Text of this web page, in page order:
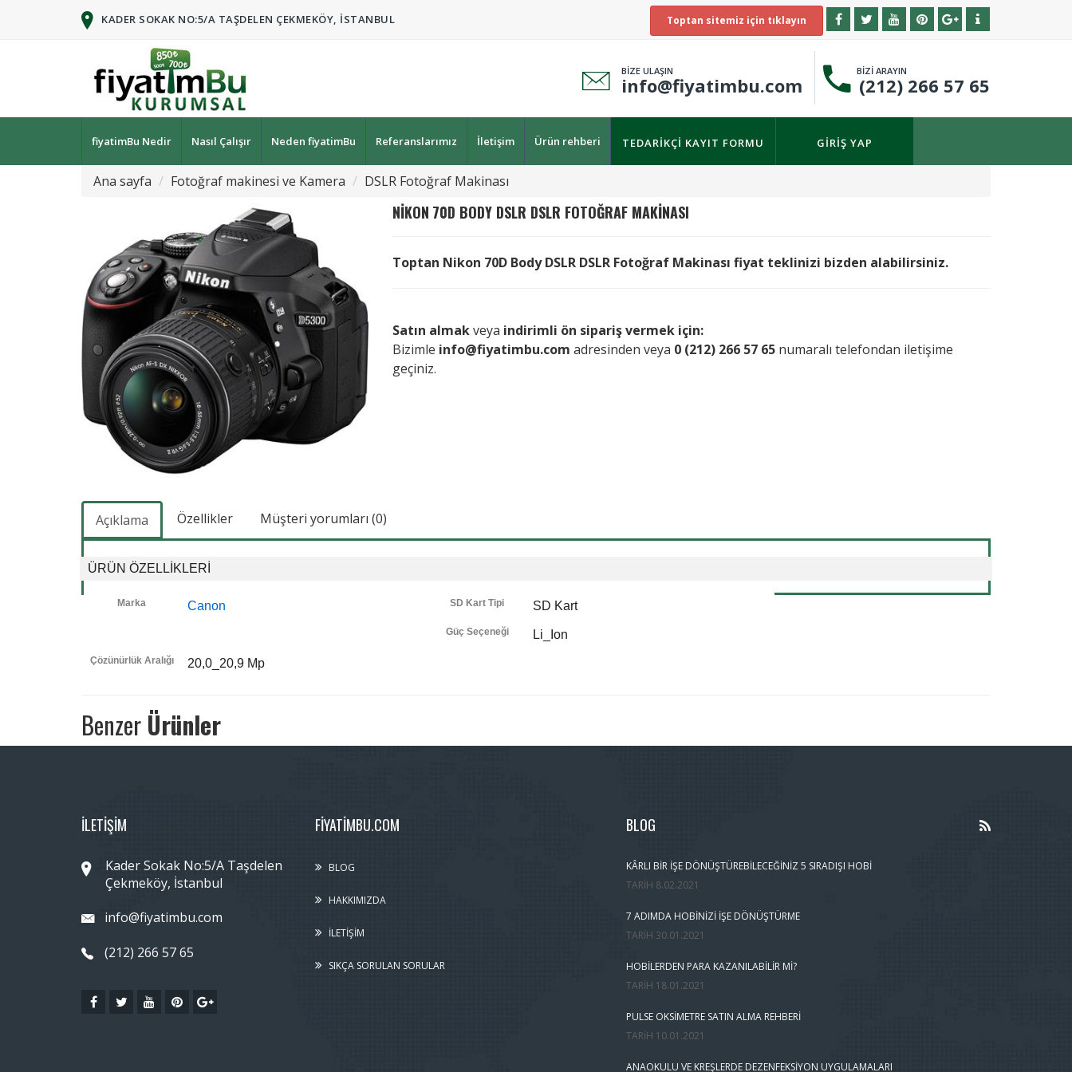
KADER SOKAK NO:5/A TAŞDELEN ÇEKMEKÖY, İSTANBUL Toptan sitemiz için tıklayın
BİZE ULAŞIN
info@fiyatimbu.com
BİZİ ARAYIN
(212) 266 57 65
fiyatimBu Nedir Nasıl Çalışır Neden fiyatimBu Referanslarımız İletişim Ürün rehberi TEDARIKÇI KAYIT FORMU GIRIŞ YAP
Ana sayfa Fotoğraf makinesi ve Kamera DSLR Fotoğraf Makinası
NIKON 70D BODY DSLR DSLR FOTOĞRAF MAKINASI
Toptan Nikon 70D Body DSLR DSLR Fotoğraf Makinası fiyat teklinizi bizden alabilirsiniz.
Satın almakveya indirimli ön sipariş vermek için:
Bizimle info@fiyatimbu.com adresinden veya 0 (212) 266 57 65 numaralı telefondan iletişime
geçiniz.
Açıklama Özellikler Müşteri yorumları (0)
ÜRÜN ÖZELLIKLERI
Marka Canon SD Kart Tipi SD Kart
Güç Seçeneği Li_Ion
Çözünürlük Aralığı 20,0_20,9 Mp
Benzer Ürünler
İLETİŞİM
Kader Sokak No:5/A Taşdelen
Çekmeköy, İstanbul
info@fiyatimbu.com
(212) 266 57 65
FIYATIMBU.COM
BLOG
HAKKIMIZDA
İLETIŞIM
SIKÇA SORULAN SORULAR
BLOG
KÂRLI BIR İŞE DÖNÜŞTÜREBILECEĞINIZ 5 SIRADIŞI HOBI
TARIH 8.02.2021
7 ADIMDA HOBINIZI İŞE DÖNÜŞTÜRME
TARIH 30.01.2021
HOBILERDEN PARA KAZANILABILIR MI?
TARIH 18.01.2021
PULSE OKSIMETRE SATIN ALMA REHBERI
TARIH 10.01.2021
ANAOKULU VE KREŞLERDE DEZENFEKSIYON UYGULAMALARI